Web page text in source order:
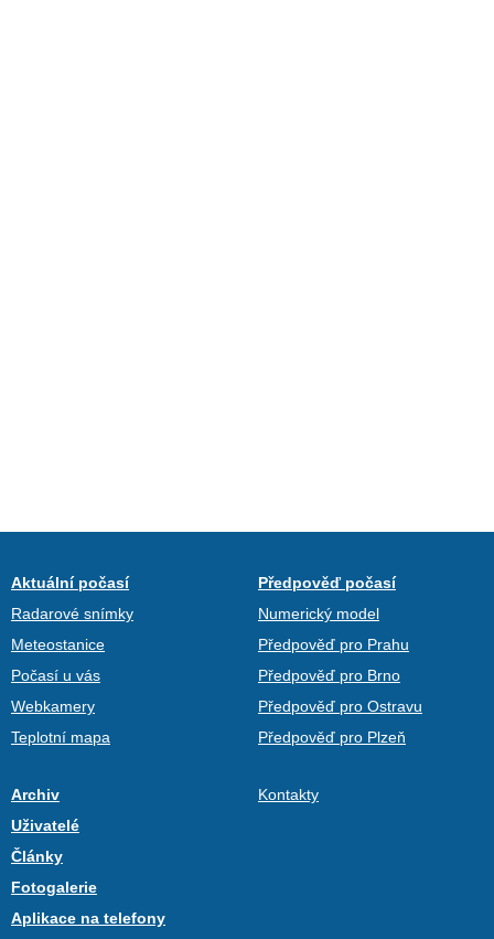
Aktuální počasí
Radarové snímky
Meteostanice
Počasí u vás
Webkamery
Teplotní mapa
Předpověď počasí
Numerický model
Předpověď pro Prahu
Předpověď pro Brno
Předpověď pro Ostravu
Předpověď pro Plzeň
Archiv
Uživatelé
Články
Fotogalerie
Aplikace na telefony
Kontakty